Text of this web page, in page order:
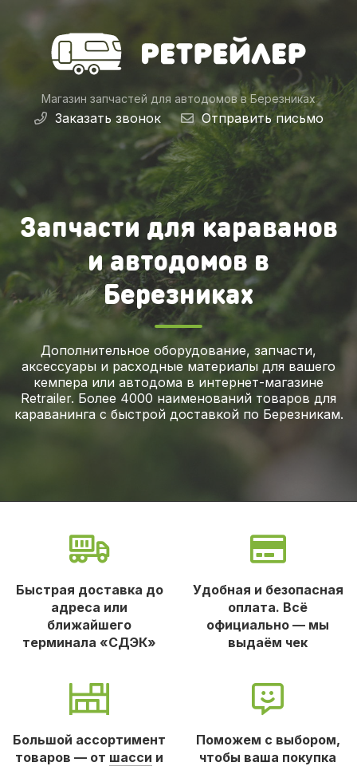
Магазин запчастей для автодомовв Березниках
Заказать звонок Отправить письмо
Запчасти для караванов
и автодомов в
Березниках
Дополнительное оборудование, запчасти,
аксессуары и расходные материалы для вашего
кемпера или автодома в интернет-магазине
Retrailer. Более 4000 наименований товаров для
караванинга с быстрой доставкой по Березникам.
Быстрая доставка до
адреса или
ближайшего
терминала «СДЭК»
Удобная и безопасная
оплата. Всё
официально — мы
выдаём чек
Большой ассортимент
товаров — от шасси и
Поможем с выбором,
чтобы ваша покупка